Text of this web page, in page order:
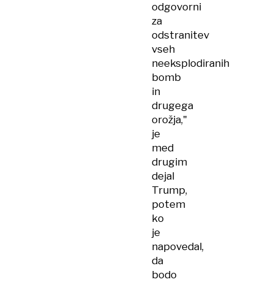
odgovorni
za
odstranitev
vseh
neeksplodiranih
bomb
in
drugega
orožja,"
je
med
drugim
dejal
Trump,
potem
ko
je
napovedal,
da
bodo